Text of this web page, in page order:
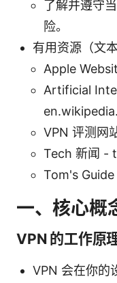
了解并遵守
险。
有用资源（文
Apple
Artificial
VPN 评测网
Tech 新闻 -
Tom's
一、核心概
VPN 的工作原
VPN 会在你的